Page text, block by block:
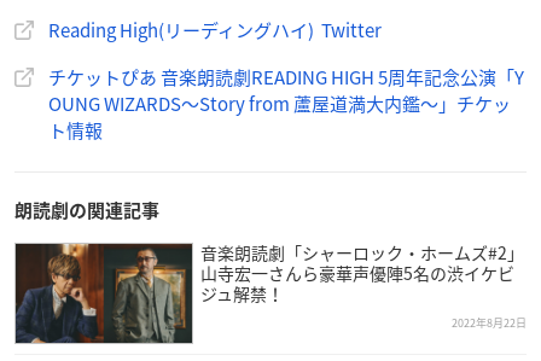
【キャスト】
宮野真守：安倍晴明
中村悠一：蘆屋兵衛道満
鬼頭明里：槐
津田健次郎：藤原道長
朴璐美：葛の葉狐・玉藻前
※敬称略
Reading High(リーディングハイ) Twitter
チケットぴあ 音楽朗読劇READING HIGH 5周年記念公演「Y
OUNG WIZARDS～Story from 蘆屋道満大内鑑～」チケッ
ト情報
朗読劇の関連記事
音楽朗読劇「シャーロック・ホームズ#2」
山寺宏一さんら豪華声優陣5名の渋イケビ
ジュ解禁！
2022年8月22日